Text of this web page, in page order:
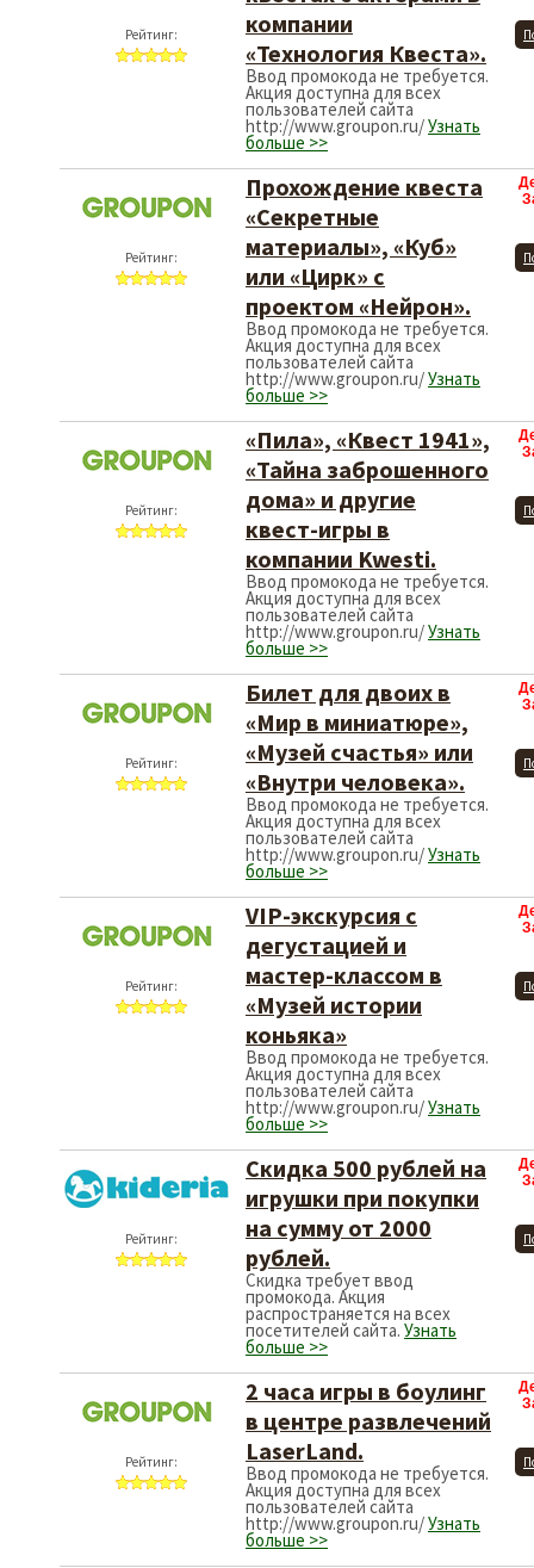
Рейтинг:
компании
«Технология Квеста».
Ввод промокода не требуется.
Акция доступна для всех
пользователей сайта
http://www.groupon.ru/Узнать
больше >>
Рейтинг:
Прохождение квеста
«Секретные
материалы», «Куб»
или «Цирк» с
проектом «Нейрон».
Ввод промокода не требуется.
Акция доступна для всех
пользователей сайта
http://www.groupon.ru/Узнать
больше >>
Рейтинг:
«Пила», «Квест 1941»,
«Тайна заброшенного
дома» и другие
квест-игры в
компании Kwesti.
Ввод промокода не требуется.
Акция доступна для всех
пользователей сайта
http://www.groupon.ru/Узнать
больше >>
Рейтинг:
Билет для двоих в
«Мир в миниатюре»,
«Музей счастья» или
«Внутри человека».
Ввод промокода не требуется.
Акция доступна для всех
пользователей сайта
http://www.groupon.ru/Узнать
больше >>
Рейтинг:
VIP-экскурсия с
дегустацией и
мастер-классом в
«Музей истории
коньяка»
Ввод промокода не требуется.
Акция доступна для всех
пользователей сайта
http://www.groupon.ru/Узнать
больше >>
Рейтинг:
Скидка 500 рублей на
игрушки при покупки
на сумму от 2000
рублей.
Скидка требует ввод
промокода. Акция
распространяется на всех
посетителей сайта. Узнать
больше >>
Рейтинг:
2 часа игры в боулинг
в центре развлечений
LaserLand.
Ввод промокода не требуется.
Акция доступна для всех
пользователей сайта
http://www.groupon.ru/Узнать
больше >>